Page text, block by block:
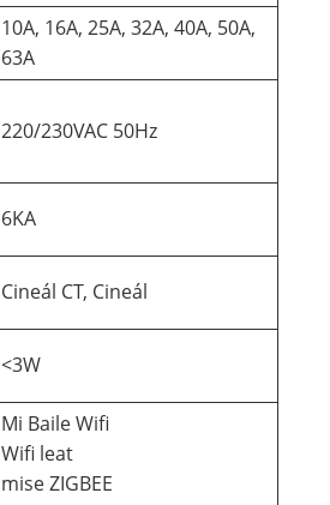
10A, 16A, 25A, 32A, 40A, 50A,
63A
220/230VAC 50Hz
6KA
Cineál CT, Cineál
<3W
Mi Baile Wifi
Wifi leat
mise ZIGBEE